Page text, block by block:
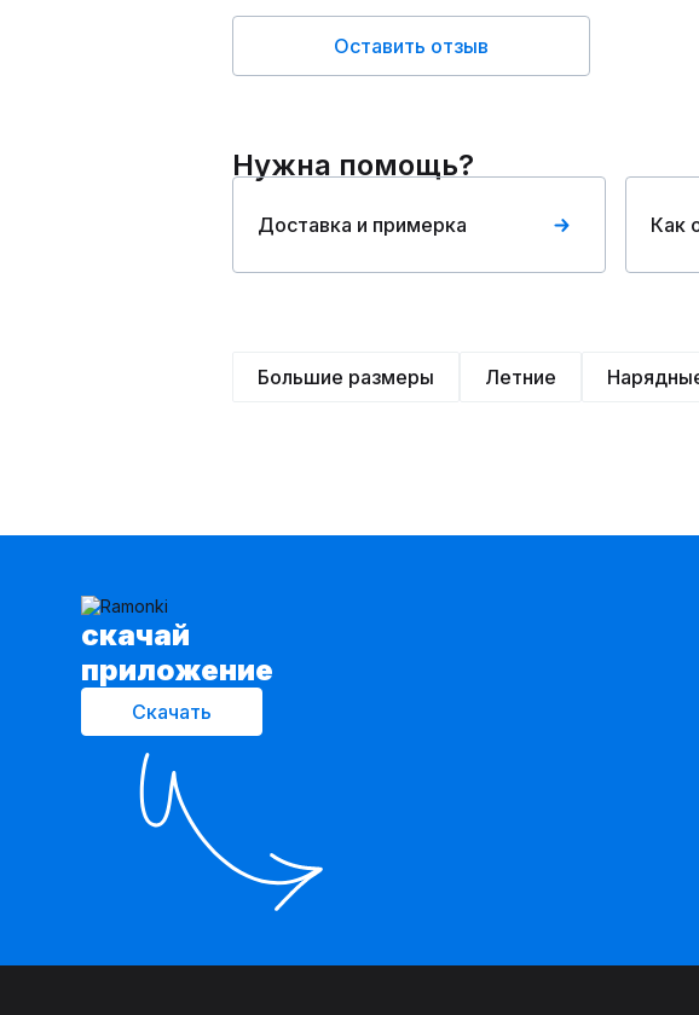
Оставить отзыв
Нужна помощь?
Доставка и примерка Как
Большие размеры Летние
cкачай
приложение
Скачать